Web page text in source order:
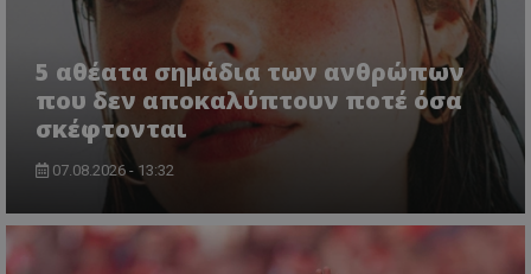
5 αθέατα σημάδια των ανθρώπων
που δεν αποκαλύπτουν ποτέ όσα
σκέφτονται
07.08.2026 - 13:32